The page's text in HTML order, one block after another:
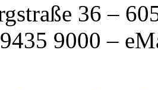
36 –
9000 –